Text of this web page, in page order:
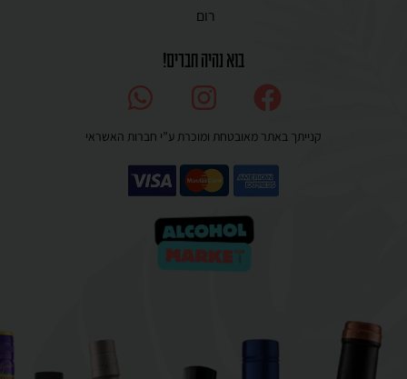
רום
בוא נהיה חברים!
קנייתך באתר מאובטחת ומוכרת ע”י חברות האשראי